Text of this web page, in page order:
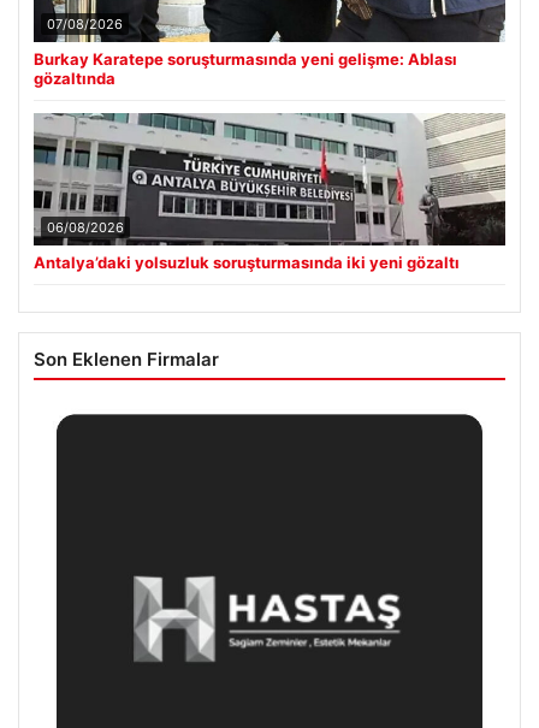
07/08/2026
Burkay Karatepe soruşturmasında yeni gelişme: Ablası
gözaltında
06/08/2026
Antalya’daki yolsuzluk soruşturmasında iki yeni gözaltı
Son Eklenen Firmalar